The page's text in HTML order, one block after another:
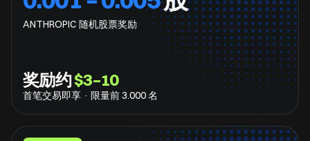
ANTHROPIC 随机股票奖励
奖励约$3–10
首笔交易即享 · 限量前 3.000 名